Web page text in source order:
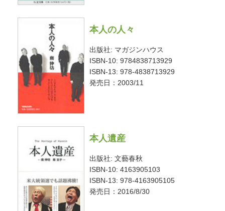
本人の人々
出版社: マガジンハウス
ISBN-10: 9784838713929
ISBN-13: 978-4838713929
発売日：2003/11
本人遺産
出版社: 文藝春秋
ISBN-10: 4163905103
ISBN-13: 978-4163905105
発売日：2016/8/30